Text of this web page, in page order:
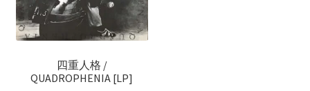
四重人格 /
QUADROPHENIA [LP]